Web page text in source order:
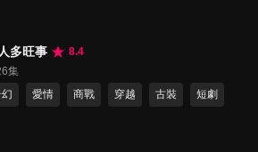
多旺事
8.4
集
愛情 商戰 穿越 古裝 短劇